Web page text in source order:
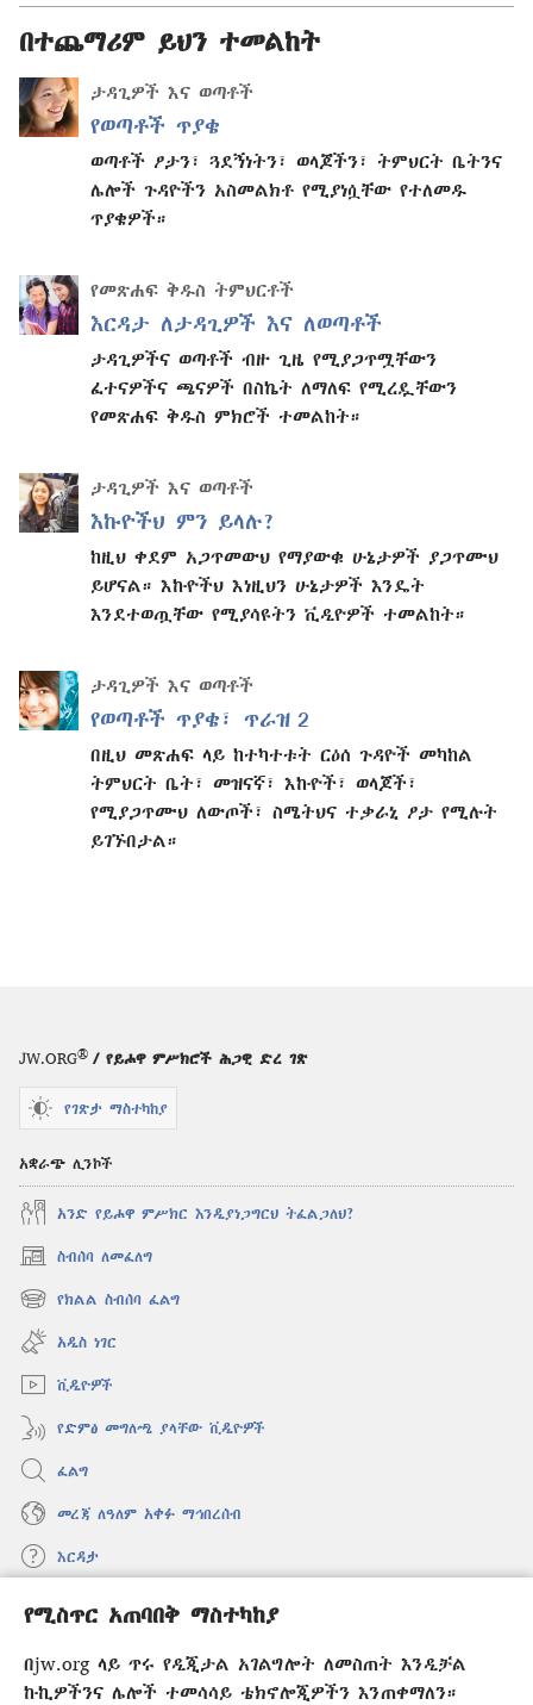
የሚስጥር አጠባበቅ ማስተካከያ
በjw.org ላይ ጥሩ የዲጂታል አገልግሎት ለመስጠት እንዲቻል
ኩኪዎችንና ሌሎች ተመሳሳይ ቴክኖሎጂዎችን እንጠቀማለን።
በተጨማሪም ይህን ተመልከት
ታዳጊዎች እና ወጣቶች
የወጣቶች ጥያቄ
ወጣቶች ፆታን፣ ጓደኝነትን፣ ወላጆችን፣ ትምህርት ቤትንና
ሌሎች ጉዳዮችን አስመልክቶ የሚያነሷቸው የተለመዱ
ጥያቄዎች።
የመጽሐፍ ቅዱስ ትምህርቶች
እርዳታ ለታዳጊዎች እና ለወጣቶች
ታዳጊዎችና ወጣቶች ብዙ ጊዜ የሚያጋጥሟቸውን
ፈተናዎችና ጫናዎች በስኬት ለማለፍ የሚረዷቸውን
የመጽሐፍ ቅዱስ ምክሮች ተመልከት።
ታዳጊዎች እና ወጣቶች
እኩዮችህ ምን ይላሉ?
ከዚህ ቀደም አጋጥመውህ የማያውቁ ሁኔታዎች ያጋጥሙህ
ይሆናል። እኩዮችህ እነዚህን ሁኔታዎች እንዴት
እንደተወጧቸው የሚያሳዩትን ቪዲዮዎች ተመልከት።
ታዳጊዎች እና ወጣቶች
የወጣቶች ጥያቄ፣ ጥራዝ 2
በዚህ መጽሐፍ ላይ ከተካተቱት ርዕሰ ጉዳዮች መካከል
ትምህርት ቤት፣ መዝናኛ፣ እኩዮች፣ ወላጆች፣
የሚያጋጥሙህ ለውጦች፣ ስሜትህና ተቃራኒ ፆታ የሚሉት
ይገኙበታል።
JW.ORG® / የይሖዋ ምሥክሮች ሕጋዊ ድረ ገጽ
የገጽታ ማስተካከያ
አቋራጭ ሊንኮች
አንድ የይሖዋ ምሥክር እንዲያነጋግርህ ትፈልጋለህ?
ስብሰባ ለመፈለግ
(አዲስ
ዊንዶው
ክፈት)
የክልል ስብሰባ ፈልግ
(አዲስ
ዊንዶው
ክፈት)
አዲስ ነገር
ቪዲዮዎች
የድምፅ መግለጫ ያላቸው ቪዲዮዎች
ፈልግ
መረጃ ለዓለም አቀፉ ማኅበረሰብ
እርዳታ
መዋጮዎች
(አዲስ
ክፈት)
የመጠበቂያ ግንብ የኢንተርኔት ቤተ መጻሕፍት
(አዲስ